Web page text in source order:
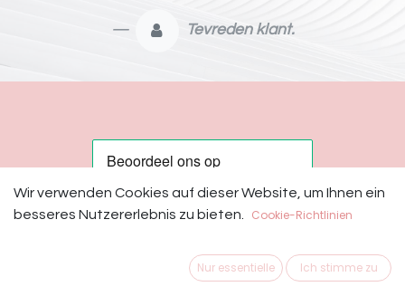
Tevreden klant.
Copyright © HorseStories
Wir verwenden Cookies auf dieser Website, um Ihnen ein
besseres Nutzererlebnis zu bieten.
Cookie-Richtlinien
Nur essentielle Ich stimme zu